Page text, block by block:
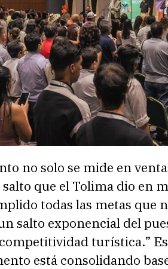
no solo se mide en
que el Tolima dio en
todas las metas que
salto exponencial del
turística.”
está consolidando